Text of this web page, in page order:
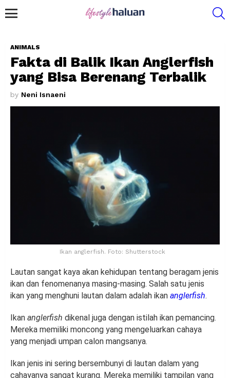
ANIMALS
Fakta di Balik Ikan Anglerfish
yang Bisa Berenang Terbalik
by Neni Isnaeni
Ikan anglerfish. Foto: Shutterstock
Lautan sangat kaya akan kehidupan tentang beragam jenis
ikan dan fenomenanya masing-masing. Salah satu jenis
ikan yang menghuni lautan dalam adalah ikan anglerfish.
Ikan anglerfish dikenal juga dengan istilah ikan pemancing.
Mereka memiliki moncong yang mengeluarkan cahaya
yang menjadi umpan calon mangsanya.
Ikan jenis ini sering bersembunyi di lautan dalam yang
cahayanya sangat kurang. Mereka memiliki tampilan yang